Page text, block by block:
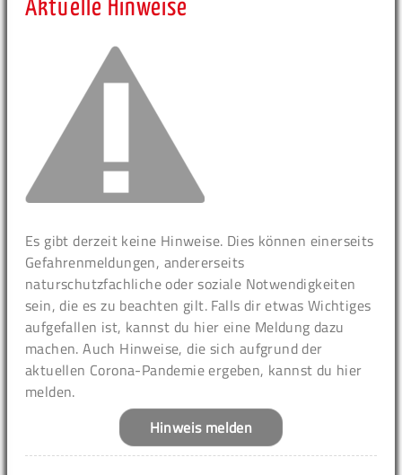
Aktuelle Hinweise
Es gibt derzeit keine Hinweise. Dies können einerseits
Gefahrenmeldungen, andererseits
naturschutzfachliche oder soziale Notwendigkeiten
sein, die es zu beachten gilt. Falls dir etwas Wichtiges
aufgefallen ist, kannst du hier eine Meldung dazu
machen. Auch Hinweise, die sich aufgrund der
aktuellen Corona-Pandemie ergeben, kannst du hier
melden.
Hinweis melden